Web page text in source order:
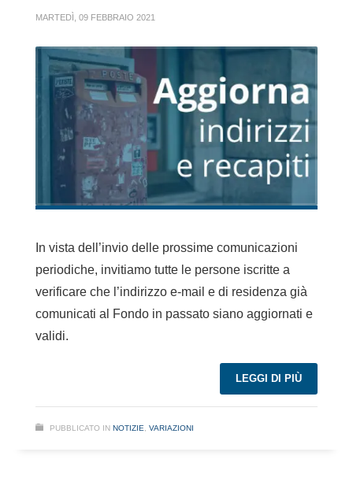
MARTEDÌ, 09 FEBBRAIO 2021
In vista dell’invio delle prossime comunicazioni
periodiche, invitiamo tutte le persone iscritte a
verificare che l’indirizzo e-mail e di residenza già
comunicati al Fondo in passato siano aggiornati e
validi.
LEGGI DI PIÙ
PUBBLICATO IN NOTIZIE VARIAZIONI